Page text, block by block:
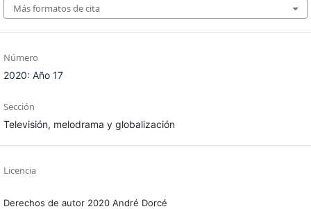
Más formatos de cita
Número
2020: Año 17
Sección
Televisión, melodrama y globalización
Licencia
Derechos de autor 2020 André Dorcé